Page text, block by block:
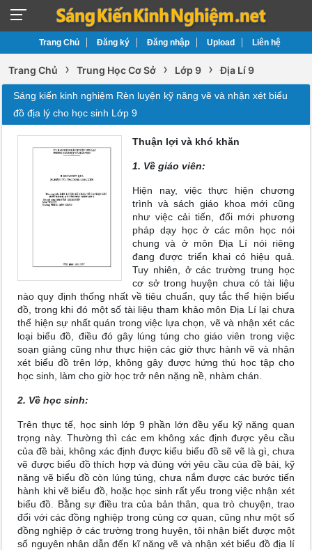
Trang Chủ Đăng ký Đăng nhập Upload Liên hệ
Trang Chủ › Trung Học Cơ Sở › Lớp 9 › Địa Lí 9
Sáng kiến kinh nghiệm Rèn luyện kỹ năng vẽ và nhận xét biểu
đồ địa lý cho học sinh Lớp 9
Thuận lợi và khó khăn
1. Về giáo viên:
Hiện nay, việc thực hiện chương
trình và sách giáo khoa mới cũng
như việc cải tiến, đổi mới phương
pháp dạy học ở các môn học nói
chung và ở môn Địa Lí nói riêng
đang được triển khai có hiệu quả.
Tuy nhiên, ở các trường trung học
cơ sở trong huyện chưa có tài liệu
nào quy định thống nhất về tiêu chuẩn, quy tắc thể hiện biểu
đồ, trong khi đó một số tài liệu tham khảo môn Địa Lí lại chưa
thể hiện sự nhất quán trong việc lựa chọn, vẽ và nhận xét các
loại biểu đồ, điều đó gây lúng túng cho giáo viên trong việc
soạn giảng cũng như thực hiện các giờ thực hành vẽ và nhận
xét biểu đồ trên lớp, không gây được hứng thú học tập cho
học sinh, làm cho giờ học trở nên nặng nề, nhàm chán.
2. Về học sinh:
Trên thực tế, học sinh lớp 9 phần lớn đều yếu kỹ năng quan
trọng này. Thường thì các em không xác định được yêu cầu
của đề bài, không xác định được kiểu biểu đồ sẽ vẽ là gì, chưa
vẽ được biểu đồ thích hợp và đúng với yêu cầu của đề bài, kỹ
năng vẽ biểu đồ còn lúng túng, chưa nắm được các bước tiến
hành khi vẽ biểu đồ, hoặc học sinh rất yếu trong việc nhận xét
biểu đồ. Bằng sự điều tra của bản thân, qua trò chuyện, trao
đổi với các đồng nghiệp trong cùng cơ quan, cũng như một số
đồng nghiệp ở các trường trong huyện, tôi nhận biết được một
số nguyên nhân dẫn đến kĩ năng vẽ và nhận xét biểu đồ địa lí